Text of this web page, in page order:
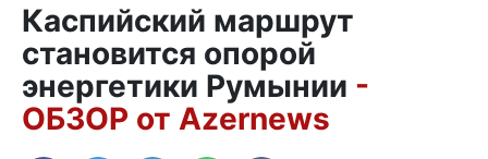
Каспийский маршрут
становится опорой
энергетики Румынии -
ОБЗОР от Azernews